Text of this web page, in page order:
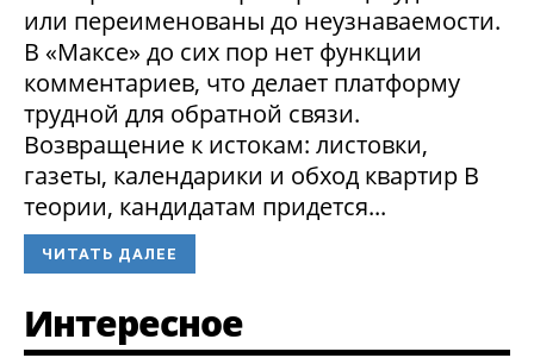
или переименованы до неузнаваемости.
В «Максе» до сих пор нет функции
комментариев, что делает платформу
трудной для обратной связи.
Возвращение к истокам: листовки,
газеты, календарики и обход квартир В
теории, кандидатам придется...
ЧИТАТЬ ДАЛЕЕ
Интересное